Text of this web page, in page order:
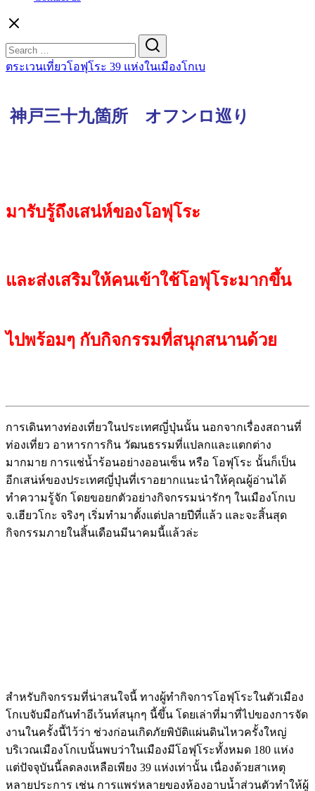
for:
ตระเวนเที่ยวโอฟุโระ 39 แห่งในเมืองโกเบ
神戸三十九箇所 オフンロ巡り
มารับรู้ถึงเสน่ห์ของโอฟุโระ
และส่งเสริมให้คนเข้าใช้โอฟุโระมากขึ้น
ไปพร้อมๆ กับกิจกรรมที่สนุกสนานด้วย
การเดินทางท่องเที่ยวในประเทศญี่ปุ่นนั้น นอกจากเรื่องสถานที่
ท่องเที่ยว อาหารการกิน วัฒนธรรมที่แปลกและแตกต่าง
มากมาย การแช่น้ำร้อนอย่างออนเซ็น หรือ โอฟุโระ นั้นก็เป็น
อีกเสน่ห์ของประเทศญี่ปุ่นที่เราอยากแนะนำให้คุณผู้อ่านได้
ทำความรู้จัก โดยขอยกตัวอย่างกิจกรรมน่ารักๆ ในเมืองโกเบ
จ.เฮียวโกะ จริงๆ เริ่มทำมาตั้งแต่ปลายปีที่แล้ว และจะสิ้นสุด
กิจกรรมภายในสิ้นเดือนมีนาคมนี้แล้วล่ะ
สำหรับกิจกรรมที่น่าสนใจนี้ ทางผู้ทำกิจการโอฟุโระในตัวเมือง
โกเบจับมือกันทำอีเว้นท์สนุกๆ นี้ขึ้น โดยเล่าที่มาที่ไปของการจัด
งานในครั้งนี้ไว้ว่า ช่วงก่อนเกิดภัยพิบัติแผ่นดินไหวครั้งใหญ่
บริเวณเมืองโกเบนั้นพบว่าในเมืองมีโอฟุโระทั้งหมด 180 แห่ง
แต่ปัจจุบันนี้ลดลงเหลือเพียง 39 แห่งเท่านั้น เนื่องด้วยสาเหตุ
หลายประการ เช่น การแพร่หลายของห้องอาบน้ำส่วนตัวทำให้ผู้